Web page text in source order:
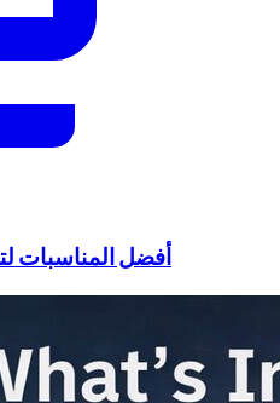
أفضل المناسبات